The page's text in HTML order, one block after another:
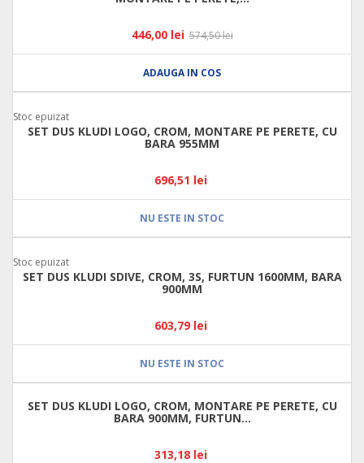
446,00 lei 574,50 lei
ADAUGA IN COS
Stoc epuizat
SET DUS KLUDI LOGO, CROM, MONTARE PE PERETE, CU
BARA 955MM
696,51 lei
NU ESTE IN STOC
Stoc epuizat
SET DUS KLUDI SDIVE, CROM, 3S, FURTUN 1600MM, BARA
900MM
603,79 lei
NU ESTE IN STOC
SET DUS KLUDI LOGO, CROM, MONTARE PE PERETE, CU
BARA 900MM, FURTUN...
313,18 lei